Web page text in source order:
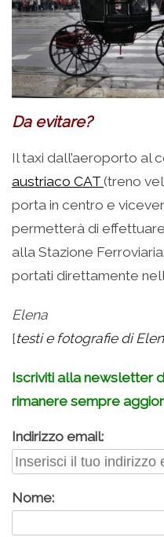
Da evitare?
Il taxi dall’aeroporto al
austriaco CAT (treno
porta in centro e
permetterà di
alla Stazione
portati direttamente
Elena
[testi e fotografie di
Iscriviti alla newsletter
rimanere sempre
Indirizzo email:
Nome: